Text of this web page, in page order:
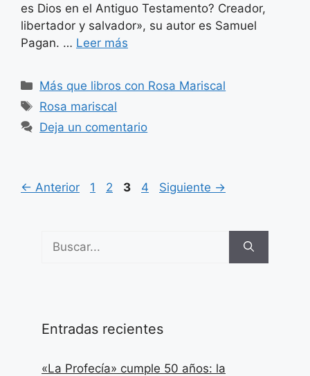
es Dios en el Antiguo Testamento? Creador,
libertador y salvador», su autor es Samuel
Pagan. … Leer más
Categorías
Más que libros con Rosa Mariscal
Etiquetas
Rosa mariscal
Deja un comentario
← Anterior Página
1 Página
2 Página
3 Página
4 Siguiente →
Entradas recientes
«La Profecía» cumple 50 años: la